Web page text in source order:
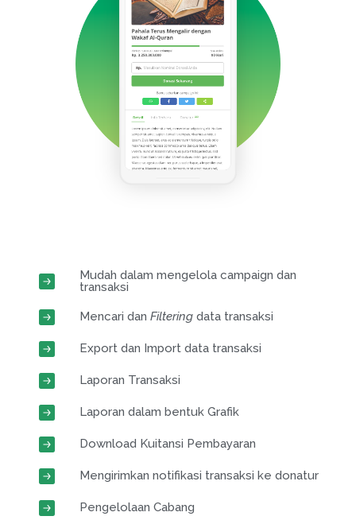
Mudah dalam mengelola campaign dan
transaksi
Mencari danFiltering data transaksi
Export dan Import data transaksi
Laporan Transaksi
Laporan dalam bentuk Grafik
Download Kuitansi Pembayaran
Mengirimkan notifikasi transaksi ke donatur
Pengelolaan Cabang